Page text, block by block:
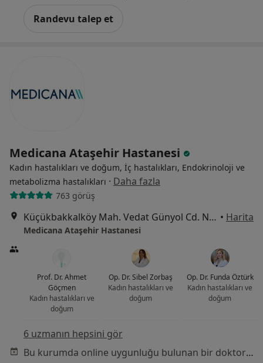
Randevu talep et
Medicana Ataşehir Hastanesi
Kadın hastalıkları ve doğum, İç hastalıkları, Endokrinoloji ve
metabolizma hastalıkları · Daha fazla
763 görüş
Küçükbakkalköy Mah. Vedat Günyol Cd. No:24, Ataşehir • Harita
Medicana Ataşehir Hastanesi
Prof. Dr. Ahmet
Göçmen
Kadın hastalıkları ve
doğum
Op. Dr. Sibel Zorbaş
Kadın hastalıkları ve
doğum
Op. Dr. Funda Öztürk
Kadın hastalıkları ve
doğum
6 uzmanın hepsini gör
Bu kurumda online uygunluğu bulunan bir doktor veya uzman bulunamadı